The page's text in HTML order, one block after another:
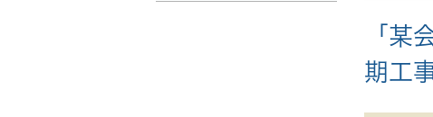
「某
期工